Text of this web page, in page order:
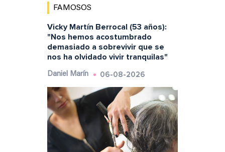
FAMOSOS
Vicky Martín Berrocal (53 años):
"Nos hemos acostumbrado
demasiado a sobrevivir que se
nos ha olvidado vivir tranquilas"
Daniel Marín 06-08-2026